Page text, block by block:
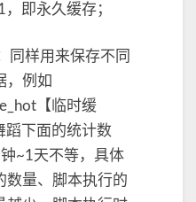
即永久缓存；
同样用来保存不同
，例如
【临时缓
蹈下面的统计数
~1天不等，具体
数量、脚本执行的